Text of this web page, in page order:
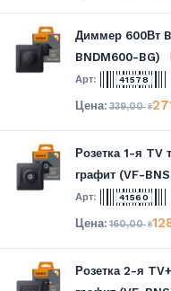
Диммер 600Вт
BNDM600-BG)
41578
339,00₴
Розетка 1-я TV
графит (VF-
41560
160,00₴
Розетка 2-я